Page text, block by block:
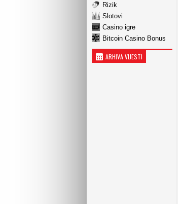
Rizik
Slotovi
Casino igre
Bitcoin Casino Bonus
ARHIVA VIJESTI